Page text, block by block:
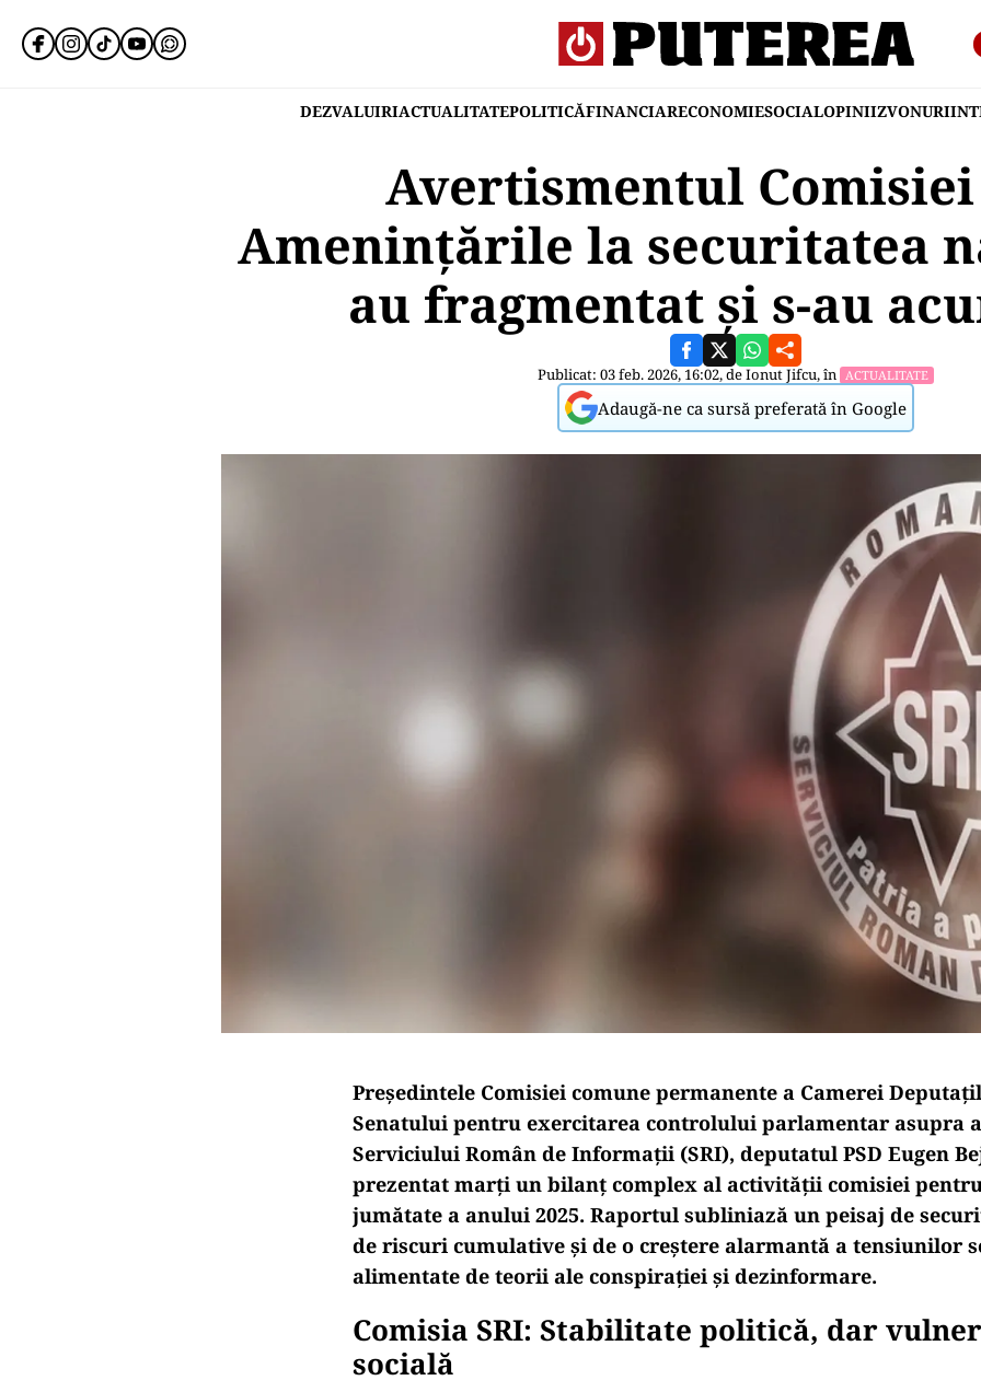
DEZVALUIRIACTUALITATEPOLITICĂFINANCIARECONOMIESOCIALOPINIIZVONURI
Avertismentul Comisiei
Amenințările la securitatea
au fragmentat și s-au
Publicat: 03 feb. 2026, 16:02, deIonut Jifcu, în ACTUALITATE
Adaugă-ne ca sursă preferată în Google
Preşedintele Comisiei comune permanente a Camerei
Senatului pentru exercitarea controlului parlamentar asupra
Serviciului Român de Informaţii (SRI), deputatul PSD Eugen
prezentat marți un bilanț complex al activității comisiei
jumătate a anului 2025. Raportul subliniază un peisaj de
de riscuri cumulative și de o creștere alarmantă a tensiunilor
alimentate de teorii ale conspirației și dezinformare.
Comisia SRI: Stabilitate politică, dar
socială